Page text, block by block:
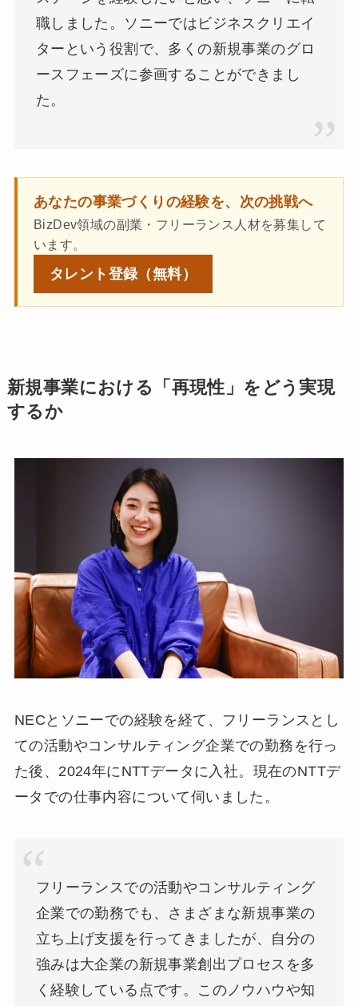
職しました。ソニーではビジネスクリエイ
ターという役割で、多くの新規事業のグロ
ースフェーズに参画することができまし
た。
あなたの事業づくりの経験を、次の挑戦へ
BizDev領域の副業・フリーランス人材を募集して
います。
タレント登録（無料）
新規事業における「再現性」をどう実現
するか
NECとソニーでの経験を経て、フリーランスとし
ての活動やコンサルティング企業での勤務を行っ
た後、2024年にNTTデータに入社。現在のNTTデ
ータでの仕事内容について伺いました。
フリーランスでの活動やコンサルティング
企業での勤務でも、さまざまな新規事業の
立ち上げ支援を行ってきましたが、自分の
強みは大企業の新規事業創出プロセスを多
く経験している点です。このノウハウや知